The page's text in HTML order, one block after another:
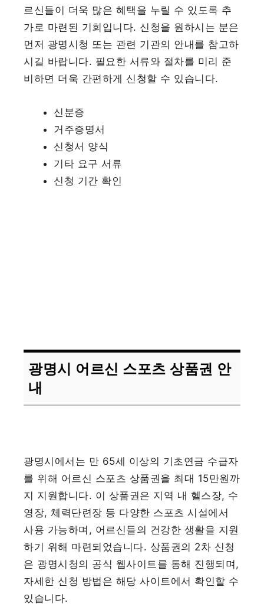
르신들이 더욱 많은 혜택을 누릴 수 있도록 추
가로 마련된 기회입니다. 신청을 원하시는 분은
먼저 광명시청 또는 관련 기관의 안내를 참고하
시길 바랍니다. 필요한 서류와 절차를 미리 준
비하면 더욱 간편하게 신청할 수 있습니다.
신분증
거주증명서
신청서 양식
기타 요구 서류
신청 기간 확인
광명시 어르신 스포츠 상품권 안
내
광명시에서는 만 65세 이상의 기초연금 수급자
를 위해 어르신 스포츠 상품권을 최대 15만원까
지 지원합니다. 이 상품권은 지역 내 헬스장, 수
영장, 체력단련장 등 다양한 스포츠 시설에서
사용 가능하며, 어르신들의 건강한 생활을 지원
하기 위해 마련되었습니다. 상품권의 2차 신청
은 광명시청의 공식 웹사이트를 통해 진행되며,
자세한 신청 방법은 해당 사이트에서 확인할 수
있습니다.